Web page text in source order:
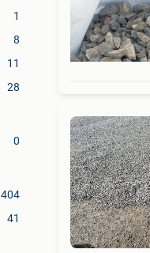
1
8
11
28
0
404
41